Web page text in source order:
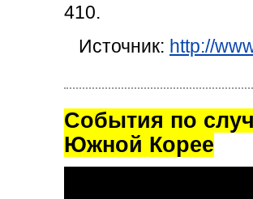
410.
Источник: http://
Cобытия по
Южной Корее